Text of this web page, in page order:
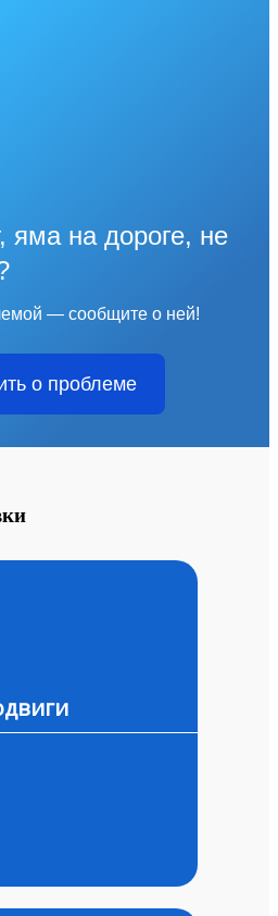
яма на дороге, не
— сообщите о ней!
о проблеме